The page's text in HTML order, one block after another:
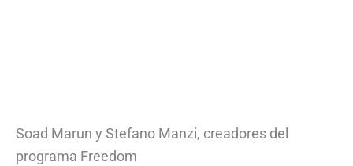
Soad Marun y Stefano Manzi, creadores del
programa Freedom